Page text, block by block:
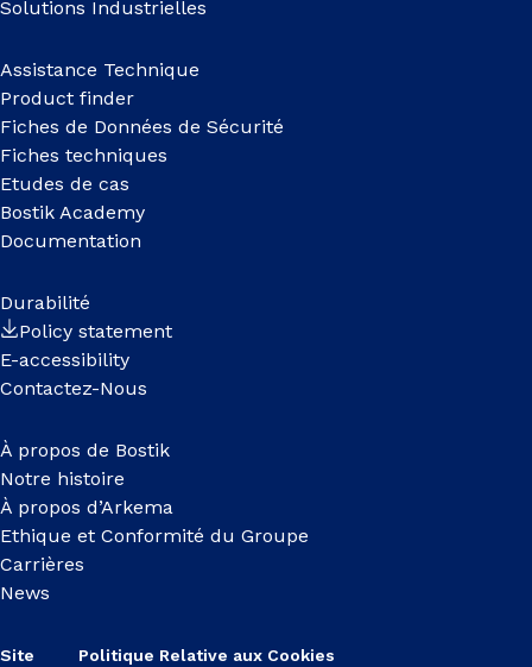
Solutions Industrielles
Assistance Technique
Product finder
Fiches de Données de Sécurité
Fiches techniques
Etudes de cas
Bostik Academy
Documentation
Durabilité
Policy statement
E-accessibility
Contactez-Nous
À propos de Bostik
Notre histoire
À propos d’Arkema
Ethique et Conformité du Groupe
Carrières
News
Site Politique Relative aux Cookies